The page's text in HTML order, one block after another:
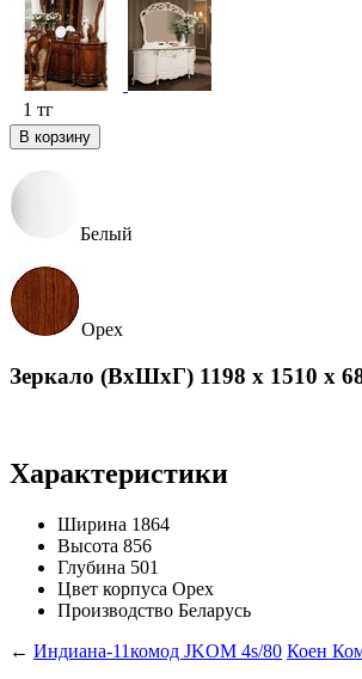
1 тг
В корзину
Белый
Орех
Зеркало (ВхШхГ) 1198 х 1510 х
Характеристики
Ширина 1864
Высота 856
Глубина 501
Цвет корпуса Орех
Производство Беларусь
← Индиана-11комод JKOM 4s/80 Коен